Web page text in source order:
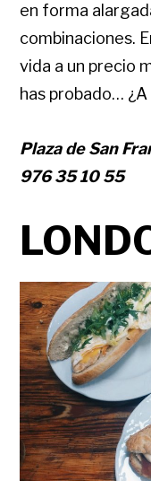
en forma
combinaciones.
vida a un precio
has probado…
Plaza de San
976 35 10 55